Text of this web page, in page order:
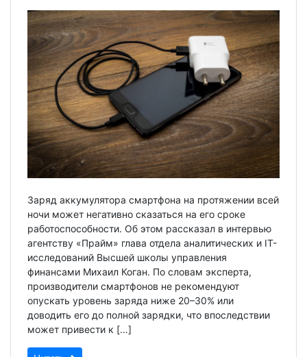
Заряд аккумулятора смартфона на протяжении всей
ночи может негативно сказаться на его сроке
работоспособности. Об этом рассказал в интервью
агентству «Прайм» глава отдела аналитических и IT-
исследований Высшей школы управления
финансами Михаил Коган. По словам эксперта,
производители смартфонов не рекомендуют
опускать уровень заряда ниже 20–30% или
доводить его до полной зарядки, что впоследствии
может привести к […]